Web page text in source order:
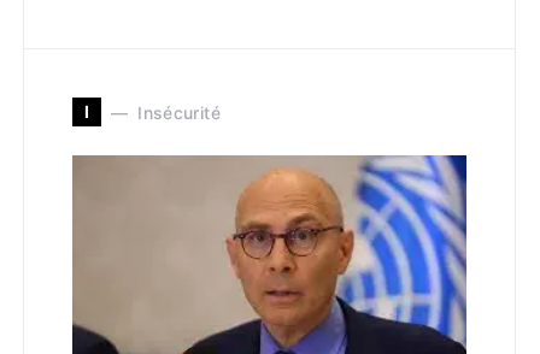
I Insécurité